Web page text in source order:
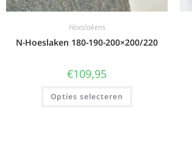
Hoeslakens
N-Hoeslaken 180-190-200×200/220
€109,95
Opties selecteren